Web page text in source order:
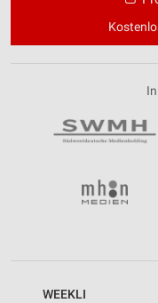
WEEKLI